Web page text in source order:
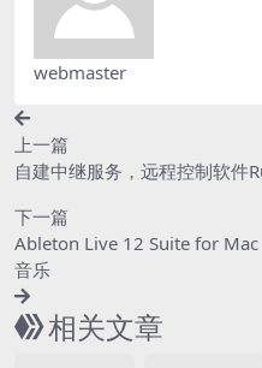
webmaster
上一篇
自建中继服务，远程控制软件
下一篇
Ableton Live 12 Suite for
音乐
相关文章